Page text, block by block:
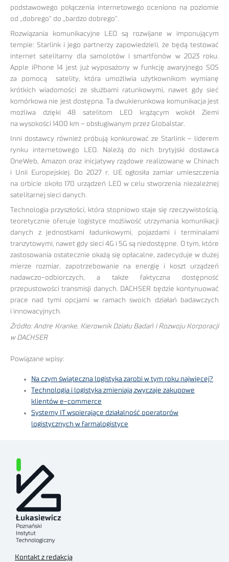
podstawowego połączenia internetowego oceniono na poziomie
od „dobrego” do „bardzo dobrego”.
Rozwiązania komunikacyjne LEO są rozwijane w imponującym
tempie: Starlink i jego partnerzy zapowiedzieli, że będą testować
internet satelitarny dla samolotów i smartfonów w 2023 roku.
Apple iPhone 14 jest już wyposażony w funkcję awaryjnego SOS
za pomocą satelity, która umożliwia użytkownikom wymianę
krótkich wiadomości ze służbami ratunkowymi, nawet gdy sieć
komórkowa nie jest dostępna. Ta dwukierunkowa komunikacja jest
możliwa dzięki 48 satelitom LEO krążącym wokół Ziemi
na wysokości 1400 km – obsługiwanym przez Globalstar.
Inni dostawcy również próbują konkurować ze Starlink – liderem
rynku internetowego LEO. Należą do nich brytyjski dostawca
OneWeb, Amazon oraz inicjatywy rządowe realizowane w Chinach
i Unii Europejskiej. Do 2027 r. UE ogłosiła zamiar umieszczenia
na orbicie około 170 urządzeń LEO w celu stworzenia niezależnej
satelitarnej sieci danych.
Technologia przyszłości, która stopniowo staje się rzeczywistością,
teoretycznie oferuje logistyce możliwość utrzymania komunikacji
danych z jednostkami ładunkowymi, pojazdami i terminalami
tranzytowymi, nawet gdy sieci 4G i 5G są niedostępne. O tym, które
zastosowania ostatecznie okażą się opłacalne, zadecyduje w dużej
mierze rozmiar, zapotrzebowanie na energię i koszt urządzeń
nadawczo-odbiorczych, a także faktyczna dostępność
przepustowości transmisji danych. DACHSER będzie kontynuować
prace nad tymi opcjami w ramach swoich działań badawczych
i innowacyjnych.
Żródło: Andre Kranke, Kierownik Działu Badań i Rozwoju Korporacji
w DACHSER
Powiązane wpisy:
Na czym świąteczna logistyka zarobi w tym roku najwięcej?
Technologia i logistyka zmieniają zwyczaje zakupowe
klientów e-commerce
Systemy IT wspierające działalność operatorów
logistycznych w farmalogistyce
Kontakt z redakcją